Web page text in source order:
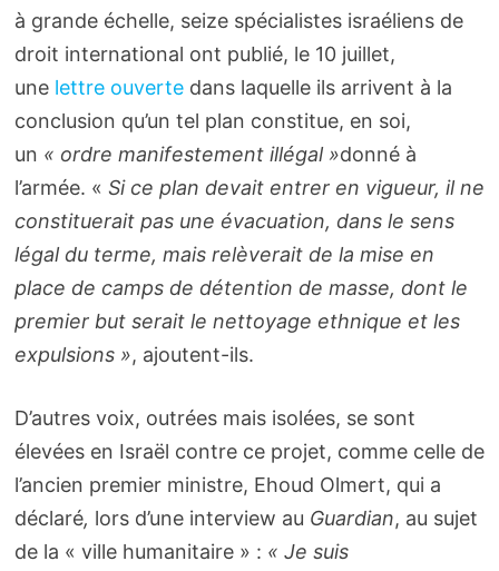
à grande échelle, seize spécialistes israéliens de
droit international ont publié, le 10 juillet,
une lettre ouvertedans laquelle ils arrivent à la
conclusion qu’un tel plan constitue, en soi,
un « ordre manifestement illégal »donné à
l’armée. « Si ce plan devait entrer en vigueur, il ne
constituerait pas une évacuation, dans le sens
légal du terme, mais relèverait de la mise en
place de camps de détention de masse, dont le
premier but serait le nettoyage ethnique et les
expulsions », ajoutent-ils.
D’autres voix, outrées mais isolées, se sont
élevées en Israël contre ce projet, comme celle de
l’ancien premier ministre, Ehoud Olmert, qui a
déclaré, lors d’une interview au Guardian, au sujet
de la « ville humanitaire » : « Je suis